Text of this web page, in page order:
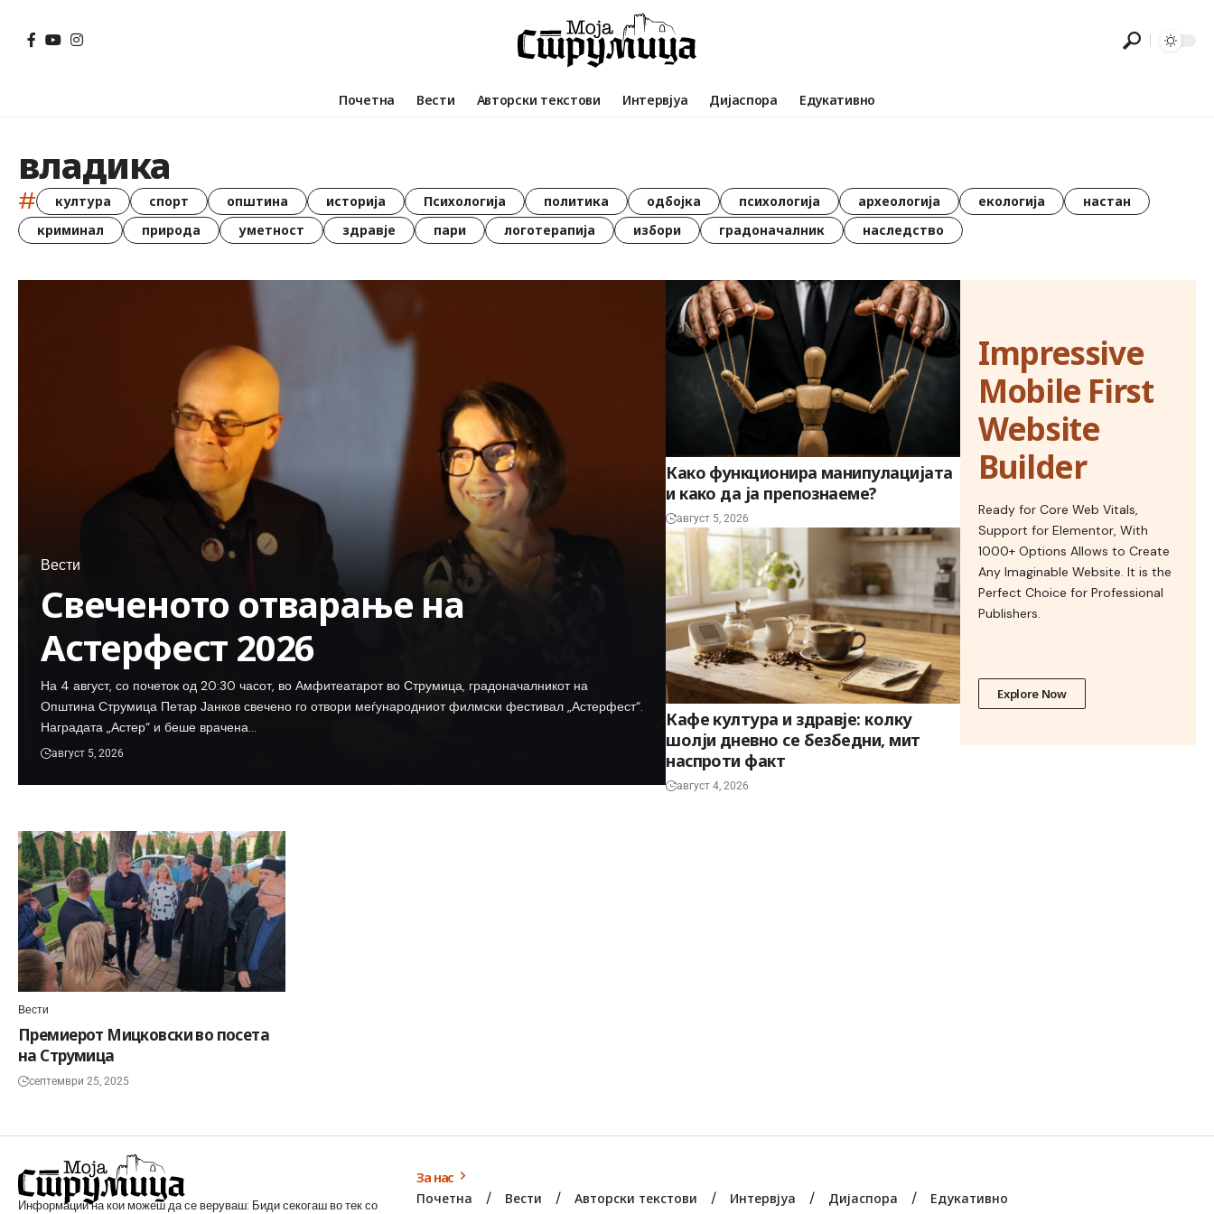
Почетна Вести Авторски текстови Интервјуа Дијаспора Едукативно
владика
# култура спорт општина историја Психологија политика одбојка психологија археологија екологија
настан
криминал
природа уметност здравје пари логотерапија избори градоначалник наследство
Вести
Свеченото отварање на
Астерфест 2026
На 4 август, со почеток од 20:30 часот, во Амфитеатарот во Струмица, градоначалникот на
Општина Струмица Петар Јанков свечено го отвори меѓународниот филмски фестивал „Астерфест“.
Наградата „Астер“ и беше врачена…
август 5, 2026
Како функционира манипулацијата
и како да ја препознаеме?
август 5, 2026
Кафе култура и здравје: колку
шолји дневно се безбедни, мит
наспроти факт
август 4, 2026
Impressive
Mobile First
Website
Builder
Ready for Core Web Vitals,
Support for Elementor, With
1000+ Options Allows to Create
Any Imaginable Website. It is the
Perfect Choice for Professional
Publishers.
Explore Now
Вести
Премиерот Мицковски во посета
на Струмица
септември 25, 2025
Информации на кои можеш да се веруваш: Биди секогаш во тек со
За нас
Почетна Вести Авторски текстови Интервјуа Дијаспора Едукативно